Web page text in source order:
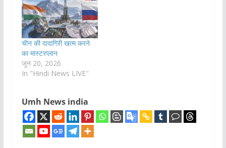
चीन की दादागिरी खत्म करने
का मास्टरप्लान
जून 20, 2026
In "Hindi News LIVE"
Umh News india